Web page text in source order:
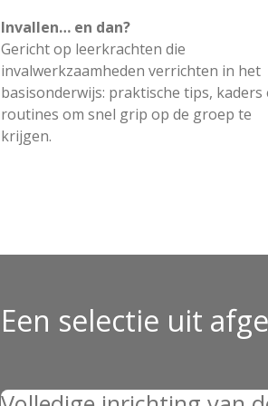
Invallen… en dan?
Gericht op leerkrachten die
invalwerkzaamheden verrichten in het
basisonderwijs: praktische tips, kaders
routines om snel grip op de groep te
krijgen.
Een selectie uit